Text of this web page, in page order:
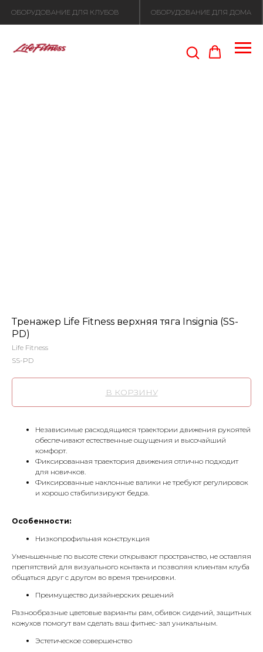
Тренажер Life Fitness верхняя тяга Insignia (SS-
PD)
Life Fitness
SS-PD
В КОРЗИНУ
Независимые расходящиеся траектории движения рукоятей
обеспечивают естественные ощущения и высочайший
комфорт.
Фиксированная траектория движения отлично подходит
для новичков.
Фиксированные наклонные валики не требуют регулировок
и хорошо стабилизируют бедра.
Особенности:
Низкопрофильная конструкция
Уменьшенные по высоте стеки открывают пространство, не оставляя
препятствий для визуального контакта и позволяя клиентам клуба
общаться друг с другом во время тренировки.
Преимущество дизайнерских решений
Разнообразные цветовые варианты рам, обивок сидений, защитных
кожухов помогут вам сделать ваш фитнес-зал уникальным.
Эстетическое совершенство